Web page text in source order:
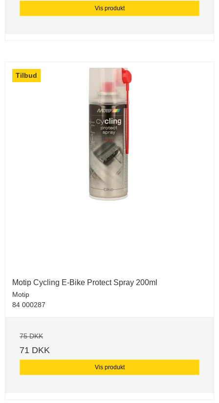
Vis produkt
Tilbud
Motip Cycling E-Bike Protect Spray 200ml
Motip
84 000287
75 DKK
71 DKK
Vis produkt